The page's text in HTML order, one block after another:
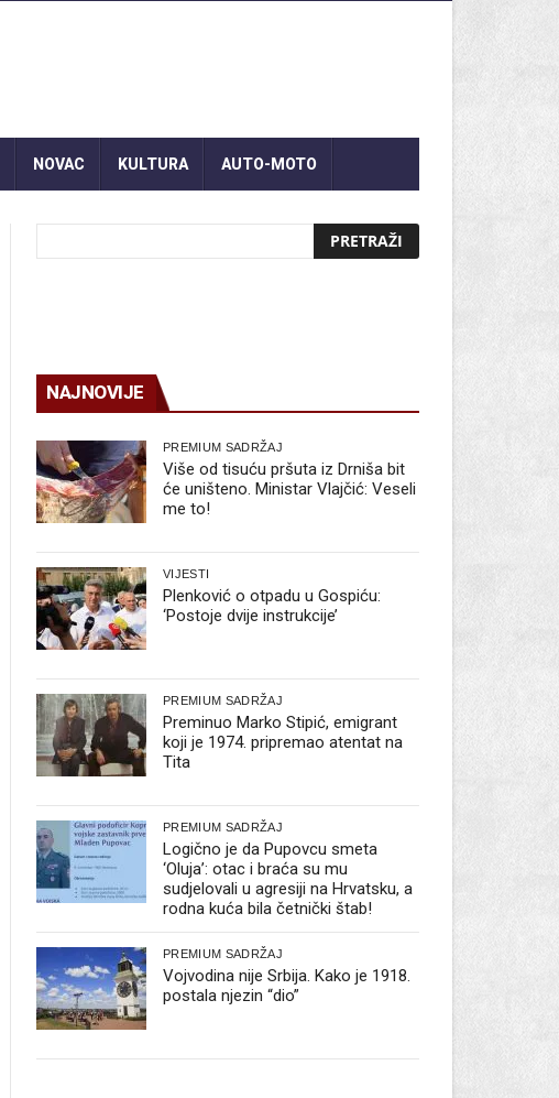
NOVAC KULTURA AUTO-MOTO
NAJNOVIJE
PREMIUM SADRŽAJ
Više od tisuću pršuta iz Drniša bit
će uništeno. Ministar Vlajčić: Veseli
me to!
VIJESTI
Plenković o otpadu u Gospiću:
‘Postoje dvije instrukcije’
PREMIUM SADRŽAJ
Preminuo Marko Stipić, emigrant
koji je 1974. pripremao atentat na
Tita
PREMIUM SADRŽAJ
Logično je da Pupovcu smeta
‘Oluja’: otac i braća su mu
sudjelovali u agresiji na Hrvatsku, a
rodna kuća bila četnički štab!
PREMIUM SADRŽAJ
Vojvodina nije Srbija. Kako je 1918.
postala njezin “dio”